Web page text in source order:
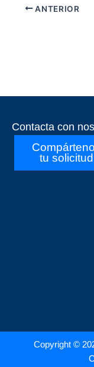
ANTERIOR
Contacta con
tu solicitud
Copyright ©